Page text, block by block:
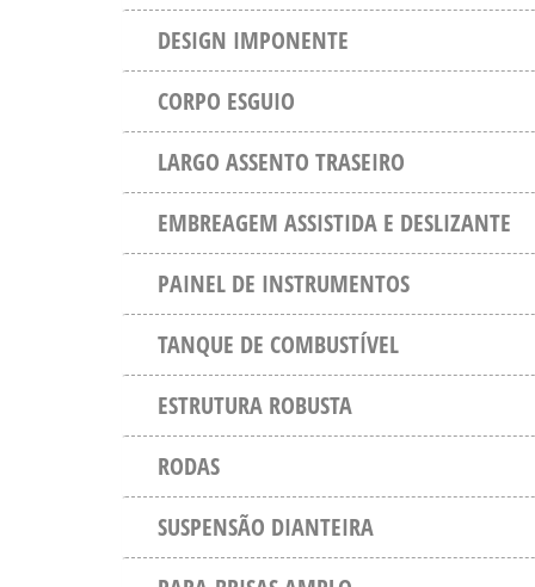
DESIGN IMPONENTE
CORPO ESGUIO
LARGO ASSENTO TRASEIRO
EMBREAGEM ASSISTIDA E DESLIZANTE
PAINEL DE INSTRUMENTOS
TANQUE DE COMBUSTÍVEL
ESTRUTURA ROBUSTA
RODAS
SUSPENSÃO DIANTEIRA